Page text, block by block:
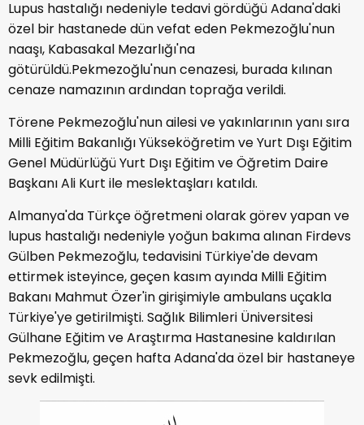
Lupus hastalığı nedeniyle tedavi gördüğü Adana'daki
özel bir hastanede dün vefat eden Pekmezoğlu'nun
naaşı, Kabasakal Mezarlığı'na
götürüldü.Pekmezoğlu'nun cenazesi, burada kılınan
cenaze namazının ardından toprağa verildi.
Törene Pekmezoğlu'nun ailesi ve yakınlarının yanı sıra
Milli Eğitim Bakanlığı Yükseköğretim ve Yurt Dışı Eğitim
Genel Müdürlüğü Yurt Dışı Eğitim ve Öğretim Daire
Başkanı Ali Kurt ile meslektaşları katıldı.
Almanya'da Türkçe öğretmeni olarak görev yapan ve
lupus hastalığı nedeniyle yoğun bakıma alınan Firdevs
Gülben Pekmezoğlu, tedavisini Türkiye'de devam
ettirmek isteyince, geçen kasım ayında Milli Eğitim
Bakanı Mahmut Özer'in girişimiyle ambulans uçakla
Türkiye'ye getirilmişti. Sağlık Bilimleri Üniversitesi
Gülhane Eğitim ve Araştırma Hastanesine kaldırılan
Pekmezoğlu, geçen hafta Adana'da özel bir hastaneye
sevk edilmişti.